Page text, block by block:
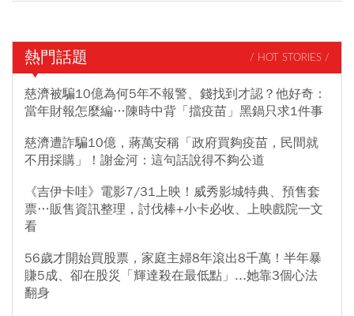
熱門話題 / HOT STORIES /
慈濟被騙10億為何5年不報警、錢找到才認？他好奇：
當年財報怎麼編…陳時中背「擋疫苗」黑鍋只求1件事
慈濟遭詐騙10億，蔣萬安稱「政府買夠疫苗，民間就
不用採購」！謝金河：這句話說得不夠公道
《吉伊卡哇》電影7/31上映！威秀影城特典、預售套
票…販售資訊整理，討伐棒+小卡必收、上映戲院一文
看
56歲才開始買股票，家庭主婦8年滾出8千萬！半年暴
賺5成、卻在股災「輝達殺在最低點」...她靠3個心法
翻身